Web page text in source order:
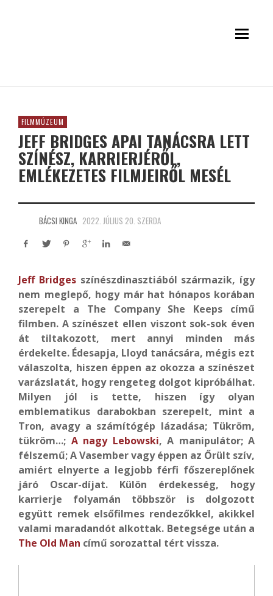
FILMMÚZEUM
JEFF BRIDGES APAI TANÁCSRA LETT
SZÍNÉSZ, KARRIERJÉRŐL,
EMLÉKEZETES FILMJEIRŐL MESÉL
BÁCSI KINGA 2022. JÚLIUS 20. SZERDA
Jeff Bridgesszínészdinasztiából származik, így
nem meglepő, hogy már hat hónapos korában
szerepelt a The Company She Keeps című
filmben. A színészet ellen viszont sok-sok éven
át tiltakozott, mert annyi minden más
érdekelte. Édesapja, Lloyd tanácsára, mégis ezt
válaszolta, hiszen éppen az okozza a színészet
varázslatát, hogy rengeteg dolgot kipróbálhat.
Milyen jól is tette, hiszen így olyan
emblematikus darabokban szerepelt, mint a
Tron, avagy a számítógép lázadása; Tükröm,
tükröm…; A nagy Lebowski, A manipulátor; A
félszemű; A Vasember vagy éppen az Őrült szív,
amiért elnyerte a legjobb férfi főszereplőnek
járó Oscar-díjat. Külön érdekesség, hogy
karrierje folyamán többször is dolgozott
együtt remek elsőfilmes rendezőkkel, akikkel
valami maradandót alkottak. Betegsége után a
The Old Man című sorozattal tért vissza.